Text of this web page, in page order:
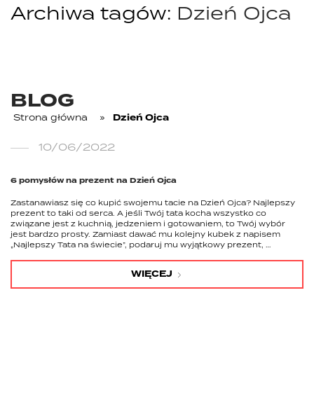
Archiwa tagów: Dzień Ojca
BLOG
Strona główna » Dzień Ojca
10/06/2022
6 pomysłów na prezent na Dzień Ojca
Zastanawiasz się co kupić swojemu tacie na Dzień Ojca? Najlepszy
prezent to taki od serca. A jeśli Twój tata kocha wszystko co
związane jest z kuchnią, jedzeniem i gotowaniem, to Twój wybór
jest bardzo prosty. Zamiast dawać mu kolejny kubek z napisem
„Najlepszy Tata na świecie”, podaruj mu wyjątkowy prezent, …
WIĘCEJ